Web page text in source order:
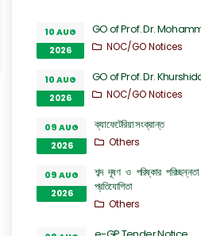
10 AUG
2026
GO of Prof. Dr.
NOC/GO Notices
10 AUG
2026
GO of Prof. Dr.
NOC/GO Notices
09 AUG
2026
ক্যাফেটেরিয়া সংক্রান্ত
Others
09 AUG
2026
শব্দ দূষণ ও পরিষ্কার
প্রতিযোগিতা
Others